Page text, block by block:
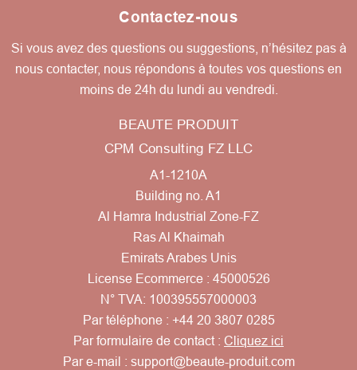
Contactez-nous
Si vous avez des questions ou suggestions, n’hésitez pas à
nous contacter, nous répondons à toutes vos questions en
moins de 24h du lundi au vendredi.
BEAUTE PRODUIT
CPM Consulting FZ LLC
A1-1210A
Building no. A1
Al Hamra Industrial Zone-FZ
Ras Al Khaimah
Emirats Arabes Unis
License Ecommerce : 45000526
N° TVA: 100395557000003
Par téléphone : +44 20 3807 0285
Par formulaire de contact : Cliquez ici
Par e-mail : support@beaute-produit.com